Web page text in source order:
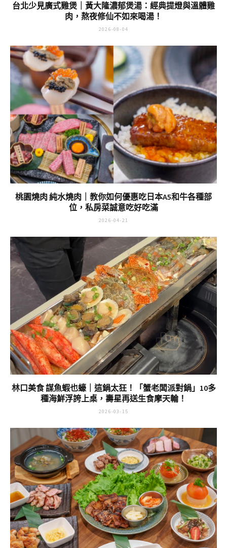
台北少見廣式雞煲｜黃大隆濃郁煲湯：經典提燈與溫體雞
肉，熬夜修仙不如來喝湯！
2026-08-04
桃園燒肉 純水燒肉｜教你如何優惠吃日本A5和牛各種部
位，私房菜誠意吃好吃滿
2026-04-21
林口美食 謀魚蝦也蠔｜這鍋太狂！「蟹老闆派對鍋」10多
種海鮮浮誇上桌，壽星再送生食摩天輪！
2026-03-15